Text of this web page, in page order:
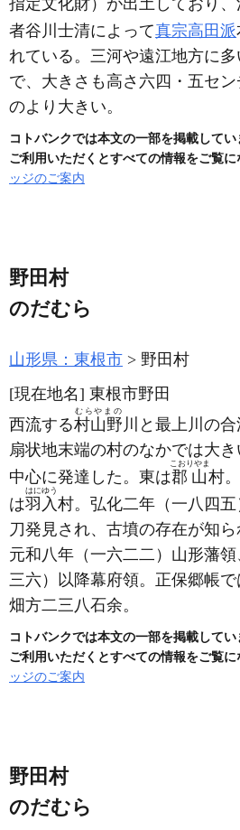
指定文化財） が出土しており
者谷川士清によって真宗高田派
れている。三河や遠江地方に
で、大きさも高さ六四・五セ
のより大きい。
コトバンクでは本文の一部を掲載して
ご利用いただくとすべての情報をご覧に
ッジのご案内
野田村
のだむら
山形県：東根市
野田村
[現在地名] 東根市野田
西流する村山野
むらやまの
川と最上川の合
扇状地末端の村のなかでは大
中心に発達した。東は郡山
こおりやま
村
は羽入
はにゆう
村。弘化二年 （一八四五
刀発見され、古墳の存在が知
元和八年 （一六二二） 山形藩
三六） 以降幕府領。正保郷帳で
畑方二三八石余。
コトバンクでは本文の一部を掲載して
ご利用いただくとすべての情報をご覧に
ッジのご案内
野田村
のだむら